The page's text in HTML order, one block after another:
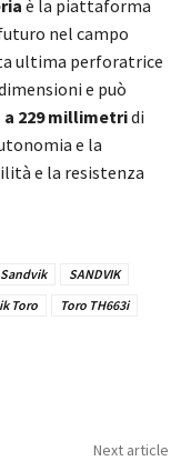
è la piattaforma
nel campo
ultima perforatrice
e può
229 millimetridi
e la
e la resistenza
SANDVIK
Toro Toro TH663i
Next article